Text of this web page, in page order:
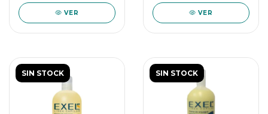
VER VER
SIN STOCK SIN STOCK